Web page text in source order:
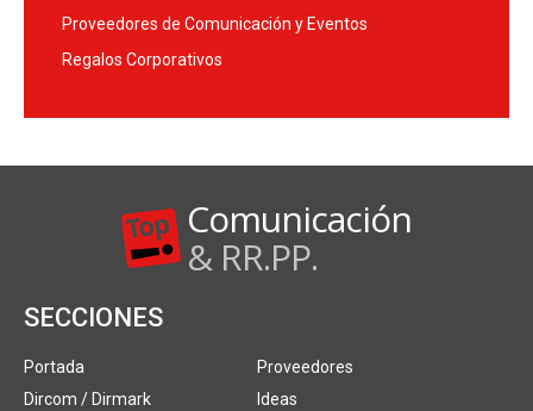
Proveedores de Comunicación y Eventos
Regalos Corporativos
Comunicación
& RR.PP.
SECCIONES
Portada
Dircom / Dirmark
Proveedores
Ideas